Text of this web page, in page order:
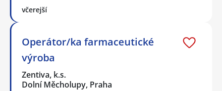
včerejší
Operátor/ka farmaceutické
výroba
Zentiva, k.s.
Dolní Měcholupy, Praha